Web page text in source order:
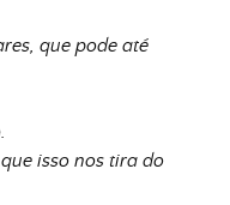
que pode até
isso nos tira do